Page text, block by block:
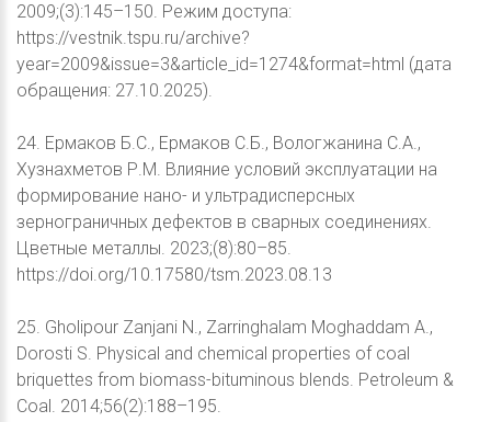
2009;(3):145–150. Режим доступа:
https://vestnik.tspu.ru/archive?
year=2009&issue=3&article_id=1274&format=html (дата
обращения: 27.10.2025).
24. Ермаков Б.С., Ермаков С.Б., Вологжанина С.А.,
Хузнахметов Р.М. Влияние условий эксплуатации на
формирование нано- и ультрадисперсных
зернограничных дефектов в сварных соединениях.
Цветные металлы. 2023;(8):80–85.
https://doi.org/10.17580/tsm.2023.08.13
25. Gholipour Zanjani N., Zarringhalam Moghaddam A.,
Dorosti S. Physical and chemical properties of coal
briquettes from biomass-bituminous blends. Petroleum &
Coal. 2014;56(2):188–195.